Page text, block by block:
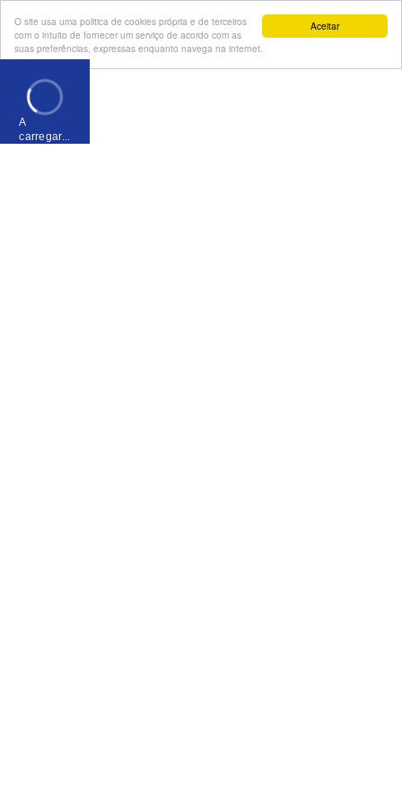
Aceitar
O site usa uma politica de cookies própria e de terceiros
com o intuito de fornecer um serviço de acordo com as
suas preferências, expressas enquanto navega na internet.
A
carregar...